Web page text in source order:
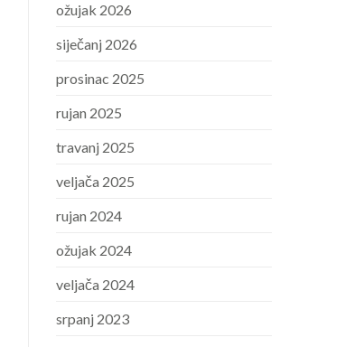
ožujak 2026
siječanj 2026
prosinac 2025
rujan 2025
travanj 2025
veljača 2025
rujan 2024
ožujak 2024
veljača 2024
srpanj 2023